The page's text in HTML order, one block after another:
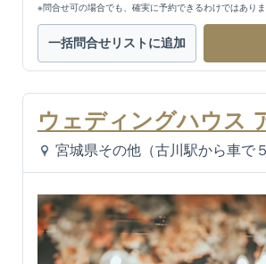
※問合せ可の場合でも、確実に予約できるわけではありま
一括問合せリストに追加
ウェディングハウス
宮城県その他（古川駅から車で５